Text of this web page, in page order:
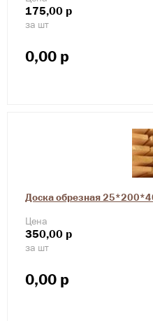
175,00 р
за шт
0,00 р
Доска обрезная
Цена
350,00 р
за шт
0,00 р